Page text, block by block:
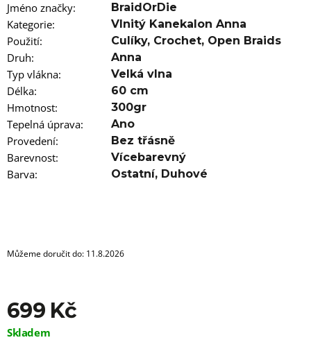
Jméno značky: BraidOrDie
Kategorie: Vlnitý Kanekalon Anna
Použití: Culíky, Crochet, Open Braids
Druh: Anna
Typ vlákna: Velká vlna
Délka: 60 cm
Hmotnost: 300gr
Tepelná úprava: Ano
Provedení: Bez třásně
Barevnost: Vícebarevný
Barva: Ostatní, Duhové
Můžeme doručit do: 11.8.2026
699 Kč
Měrná
Skladem
j
e
m
e
100%
JUMBO
BRAID
KANEKALON
22
SUPERBRAID
99
Kč